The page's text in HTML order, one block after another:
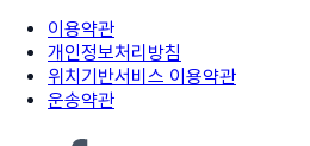
이용약관
개인정보처리방침
위치기반서비스 이용약관
운송약관